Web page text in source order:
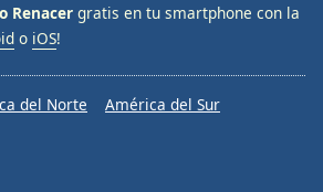
Renacer gratis en tu smartphone con la
o iOS!
del Norte
América del Sur